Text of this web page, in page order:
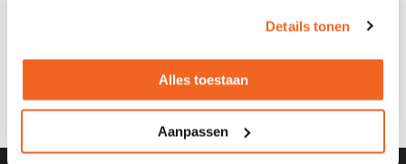
Details tonen
Alles toestaan
Aanpassen
Bel +31 (0)162 580654